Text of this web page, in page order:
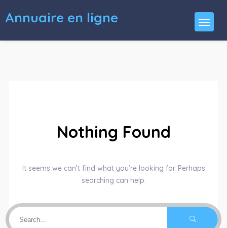
Annuaire en ligne
Nothing Found
It seems we can’t find what you’re looking for. Perhaps
searching can help.